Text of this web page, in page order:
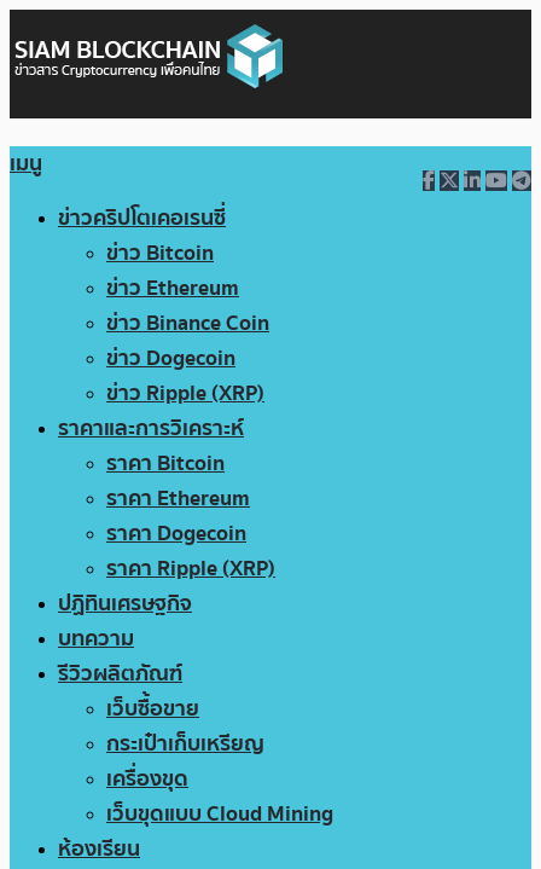
เมนู
ข่าวคริปโตเคอเรนซี่
ข่าว Bitcoin
ข่าว Ethereum
ข่าว Binance Coin
ข่าว Dogecoin
ข่าว Ripple (XRP)
ราคาและการวิเคราะห์
ราคา Bitcoin
ราคา Ethereum
ราคา Dogecoin
ราคา Ripple (XRP)
ปฏิทินเศรษฐกิจ
บทความ
รีวิวผลิตภัณฑ์
เว็บซื้อขาย
กระเป๋าเก็บเหรียญ
เครื่องขุด
เว็บขุดแบบ Cloud Mining
ห้องเรียน